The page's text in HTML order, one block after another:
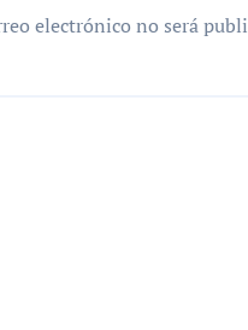
electrónico no será